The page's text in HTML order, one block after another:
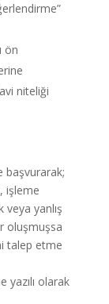
ön
niteliği
başvurarak;
işleme
veya yanlış
oluşmuşsa
talep etme
olarak